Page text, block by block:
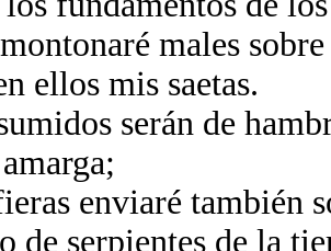
males
ellos mis saetas.
serán de
enviaré también
de serpientes de la